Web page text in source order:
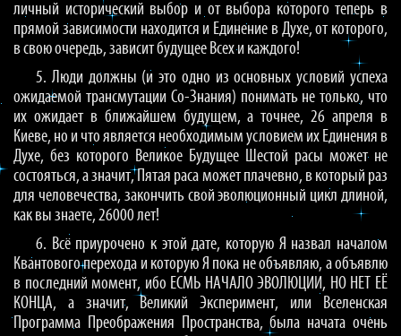
личный исторический выбор и от выбора которого теперь в
прямой зависимости находится и Единение в Духе, от которого,
в свою очередь, зависит будущее Всех и каждого!
5. Люди должны (и это одно из основных условий успеха
ожидаемой трансмутации Со-Знания) понимать не только, что
их ожидает в ближайшем будущем, а точнее, 26 апреля в
Киеве, но и что является необходимым условием их Единения в
Духе, без которого Великое Будущее Шестой расы может не
состояться, а значит, Пятая раса может плачевно, в который раз
для человечества, закончить свой эволюционный цикл длиной,
как вы знаете, 26000 лет!
6. Всё приурочено к этой дате, которую Я назвал началом
Квантового перехода и которую Я пока не объявляю, а объявлю
в последний момент, ибо ЕСМЬ НАЧАЛО ЭВОЛЮЦИИ, НО НЕТ ЕЁ
КОНЦА, а значит, Великий Эксперимент, или Вселенская
Программа Преображения Пространства, была начата очень